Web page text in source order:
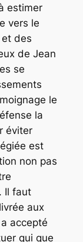
estimer
vers le
et des
de Jean
se
le
la
éviter
est
non pas
Il faut
aux
accepté
qui que